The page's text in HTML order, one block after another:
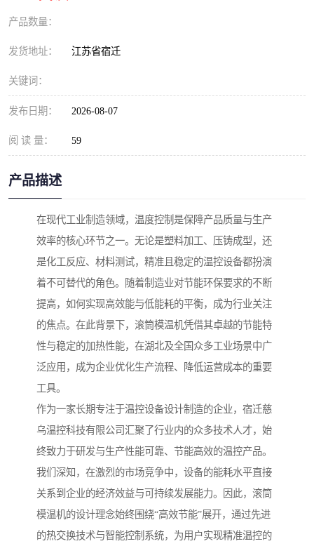
产品数量：
发货地址： 江苏省宿迁
关键词：
发布日期： 2026-08-07
阅 读 量： 59
产品描述
在现代工业制造领域，温度控制是保障产品质量与生产
效率的核心环节之一。无论是塑料加工、压铸成型，还
是化工反应、材料测试，精准且稳定的温控设备都扮演
着不可替代的角色。随着制造业对节能环保要求的不断
提高，如何实现高效能与低能耗的平衡，成为行业关注
的焦点。在此背景下，滚筒模温机凭借其卓越的节能特
性与稳定的加热性能，在湖北及全国众多工业场景中广
泛应用，成为企业优化生产流程、降低运营成本的重要
工具。
作为一家长期专注于温控设备设计制造的企业，宿迁慈
乌温控科技有限公司汇聚了行业内的众多技术人才，始
终致力于研发与生产性能可靠、节能高效的温控产品。
我们深知，在激烈的市场竞争中，设备的能耗水平直接
关系到企业的经济效益与可持续发展能力。因此，滚筒
模温机的设计理念始终围绕“高效节能”展开，通过先进
的热交换技术与智能控制系统，为用户实现精准温控的